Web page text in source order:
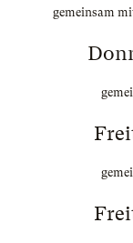
gemeinsam